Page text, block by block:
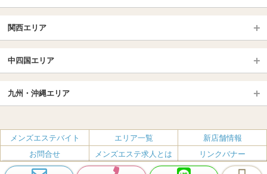
福島 (いわき・郡山)
山形
長野・松本・上田
群馬（伊勢崎・高崎・前橋）
大宮・浦和・川口
越谷・春日部
千葉TOP
松戸・柏
池袋・大塚
新宿
恵比寿・目黒・自由が丘
赤坂・麻布・六本木
品川・五反田・蒲田
銀座・東京・新橋
愛知（名古屋）
岐阜県
北陸
名古屋TOP
丸の内・久屋・高岳
大須・上前津・鶴舞
新栄町・東新町
千種・今池・黒川・大曽根
金山・熱田
一宮・津島・小牧
関西エリア
京都駅・伏見区
烏丸御池駅
四条烏丸・河原町・祇園四条
三条・京都市役所前
大阪エリア
梅田・北新地
肥後橋・淀屋橋・北浜
南森町・天満・京橋
日本橋（大阪市）
中四国エリア
広島
岡山
香川（高松）
愛媛（松山）
徳島
高知
九州・沖縄エリア
福岡
佐賀
長崎
熊本
メンズエステバイト エリア一覧
新店舗情報
お問合せ
メンズエステ求人とは
リンクバナー
プライバシーポリシー・利用規約
無料掲載 会社概要